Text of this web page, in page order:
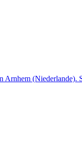
(Niederlande).